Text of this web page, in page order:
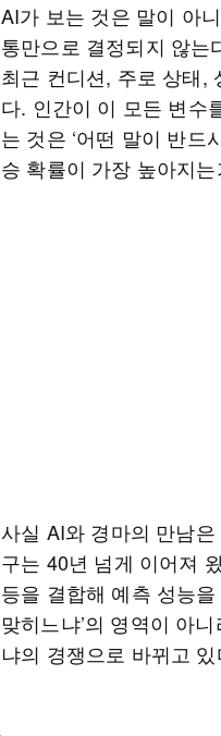
AI가 보는 것은 말이 아
통만으로 결정되지 않는
최근 컨디션, 주로 상태,
다. 인간이 이 모든 변수
는 것은 ‘어떤 말이 반드
승 확률이 가장 높아지는
사실 AI와 경마의 만남
구는 40년 넘게 이어져
등을 결합해 예측 성능
맞히느냐’의 영역이 아
냐의 경쟁으로 바뀌고 있